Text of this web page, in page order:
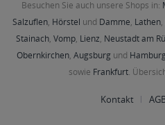
Besuchen Sie auch unsere Shops in:
Salzuflen, Hörstel und Damme, Lathen,
Stainach, Vomp, Lienz, Neustadt am
Obernkirchen, Augsburg und
sowie Frankfurt.
Kontakt